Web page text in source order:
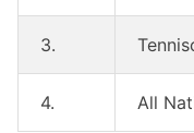
3.
4. All